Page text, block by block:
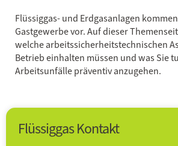
Flüssiggas- und Erdgasanlagen
Gastgewerbe vor. Auf dieser
welche arbeitssicherheitstechnischen
Betrieb einhalten müssen und was Sie
Arbeitsunfälle präventiv anzugehen.
Flüssiggas Kontakt